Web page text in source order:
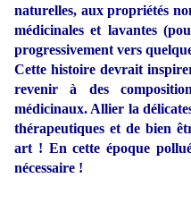
naturelles, aux propriétés
médicinales et lavantes
progressivement vers
Cette histoire devrait
revenir à des
médicinaux. Allier la
thérapeutiques et de bien
art ! En cette époque
nécessaire !